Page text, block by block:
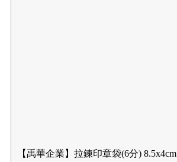
【禹華企業】拉鍊印章袋(6分) 8.5x4cm